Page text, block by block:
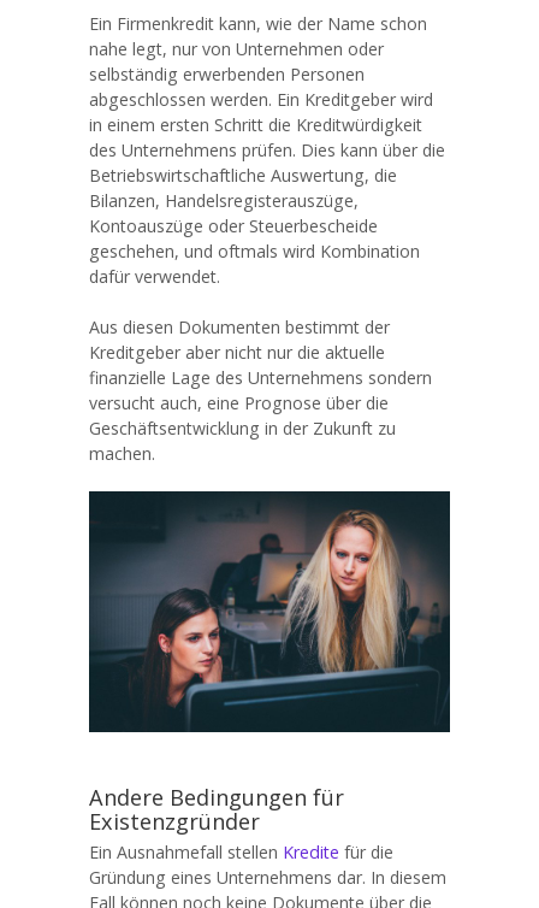
Ein Firmenkredit kann, wie der Name schon
nahe legt, nur von Unternehmen oder
selbständig erwerbenden Personen
abgeschlossen werden. Ein Kreditgeber wird
in einem ersten Schritt die Kreditwürdigkeit
des Unternehmens prüfen. Dies kann über die
Betriebswirtschaftliche Auswertung, die
Bilanzen, Handelsregisterauszüge,
Kontoauszüge oder Steuerbescheide
geschehen, und oftmals wird Kombination
dafür verwendet.
Aus diesen Dokumenten bestimmt der
Kreditgeber aber nicht nur die aktuelle
finanzielle Lage des Unternehmens sondern
versucht auch, eine Prognose über die
Geschäftsentwicklung in der Zukunft zu
machen.
Andere Bedingungen für
Existenzgründer
Ein Ausnahmefall stellen Kredite für die
Gründung eines Unternehmens dar. In diesem
Fall können noch keine Dokumente über die